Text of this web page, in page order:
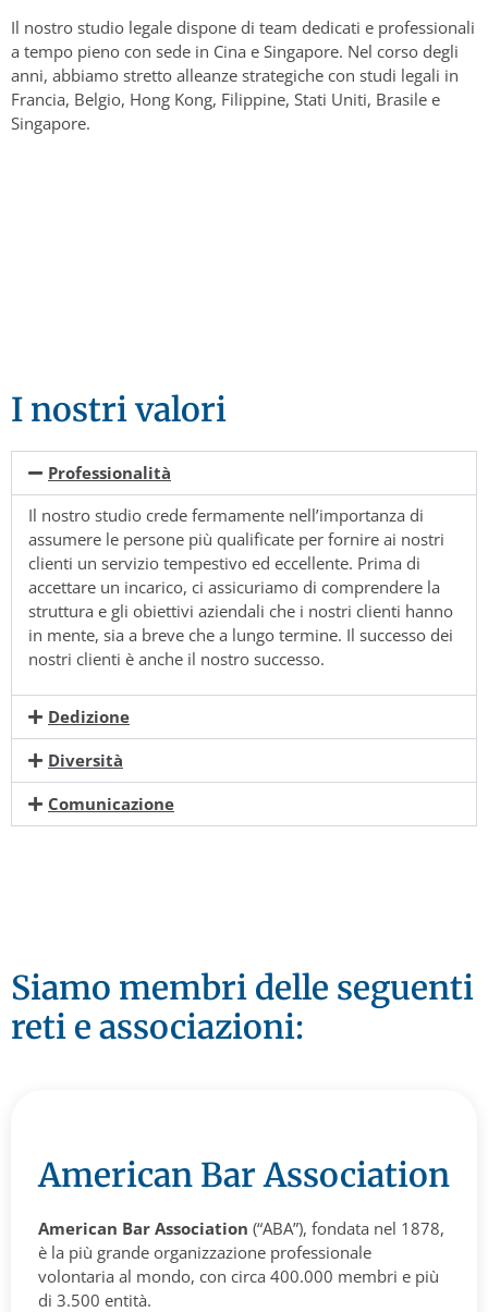
Il nostro studio legale dispone di team dedicati e professionali
a tempo pieno con sede in Cina e Singapore. Nel corso degli
anni, abbiamo stretto alleanze strategiche con studi legali in
Francia, Belgio, Hong Kong, Filippine, Stati Uniti, Brasile e
Singapore.
I nostri valori
Professionalità
Il nostro studio crede fermamente nell’importanza di
assumere le persone più qualificate per fornire ai nostri
clienti un servizio tempestivo ed eccellente. Prima di
accettare un incarico, ci assicuriamo di comprendere la
struttura e gli obiettivi aziendali che i nostri clienti hanno
in mente, sia a breve che a lungo termine. Il successo dei
nostri clienti è anche il nostro successo.
Dedizione
Diversità
Comunicazione
Siamo membri delle seguenti
reti e associazioni:
American Bar Association
American Bar Association (“ABA”), fondata nel 1878,
è la più grande organizzazione professionale
volontaria al mondo, con circa 400.000 membri e più
di 3.500 entità.